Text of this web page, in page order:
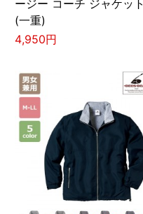
ージー コーチ ジャケット
(一重)
4,950円